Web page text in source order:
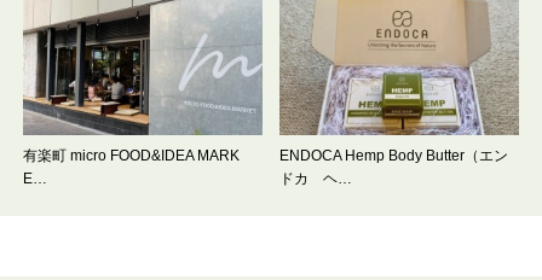
有楽町 micro FOOD&IDEA MARK
E…
ENDOCA Hemp Body Butter（エン
ドカ ヘ…